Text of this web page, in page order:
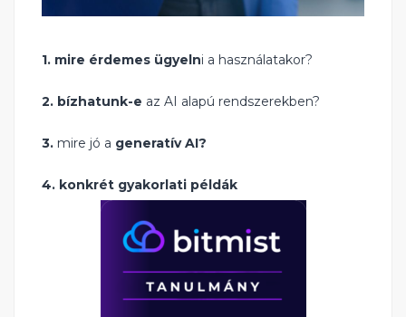
1. mire érdemes ügyelni a használatakor?
2. bízhatunk-e az AI alapú rendszerekben?
3. mire jó a generatív AI?
4. konkrét gyakorlati példák